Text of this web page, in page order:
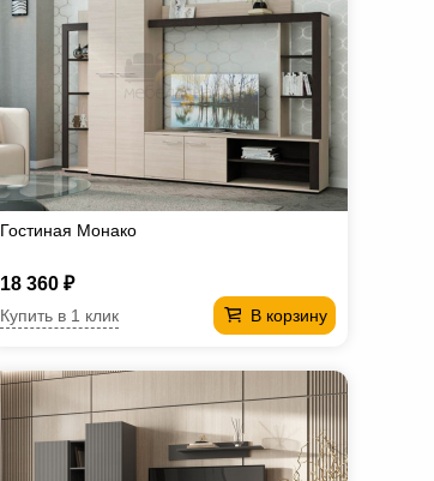
Гостиная Монако
18 360 ₽
В корзину
Купить в 1 клик